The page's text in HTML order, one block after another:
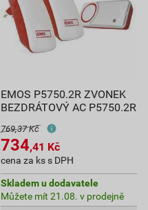
EMOS P5750.2R ZVONEK
BEZDRÁTOVÝ AC P5750.2R
769,37 Kč
734,41 Kč
cena za ks s DPH
Skladem u dodavatele
Můžete mít 21.08. v prodejně